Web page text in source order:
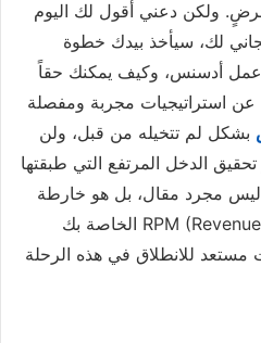
مُرضٍ. ولكن دعني أقول لك اليوم
لك، سيأخذ بيدك خطوة
عمل أدسنس، وكيف يمكنك حقاً
استراتيجيات مجربة ومفصلة
بشكل لم تتخيله من قبل، ولن
الدخل المرتفع التي طبقتها
ليس مجرد مقال، بل هو خارطة
طريق لرفع قيمة RPM (Revenue Per Mille) الخاصة بك
أنت مستعد للانطلاق في هذه الرحلة